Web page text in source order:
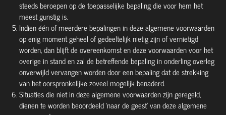
steeds beroepen op de toepasselijke bepaling die voor hem het
meest gunstig is.
Indien één of meerdere bepalingen in deze algemene voorwaarden
op enig moment geheel of gedeeltelijk nietig zijn of vernietigd
worden, dan blijft de overeenkomst en deze voorwaarden voor het
overige in stand en zal de betreffende bepaling in onderling overleg
onverwijld vervangen worden door een bepaling dat de strekking
van het oorspronkelijke zoveel mogelijk benaderd.
Situaties die niet in deze algemene voorwaarden zijn geregeld,
dienen te worden beoordeeld ‘naar de geest’ van deze algemene